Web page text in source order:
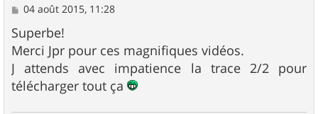
M
s
s
a
e
04 août 2015, 11:28
Superbe!
Merci Jpr pour ces magnifiques vidéos.
J attends avec impatience la trace 2/2 pour
télécharger tout ça